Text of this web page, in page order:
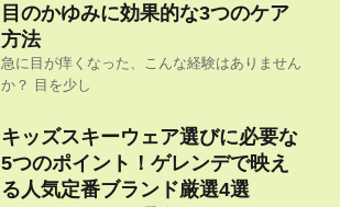
目のかゆみに効果的な3つのケア
方法
急に目が痒くなった、こんな経験はありません
か？ 目を少し
キッズスキーウェア選びに必要な
5つのポイント！ゲレンデで映え
る人気定番ブランド厳選4選